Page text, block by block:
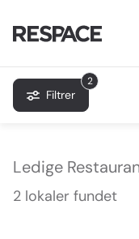
2
Filtrer
Ledige
2 lokaler fundet